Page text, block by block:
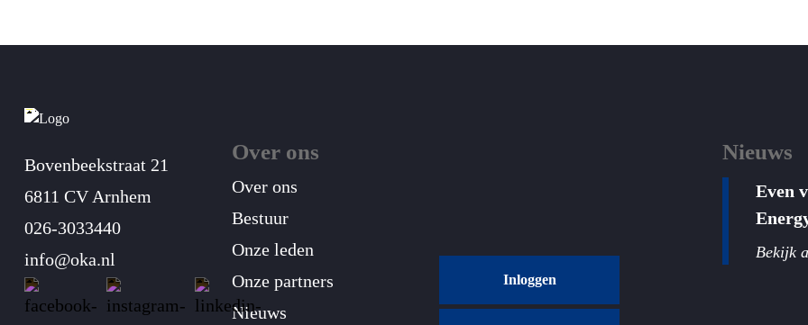
Bovenbeekstraat 21
6811 CV Arnhem
026-3033440
info@oka.nl
Over ons
Over ons
Bestuur
Onze leden
Onze partners
Nieuws
Inloggen
Nieuws
Even
Bekijk